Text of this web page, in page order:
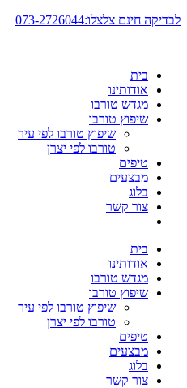
דלג
לבדיקה חינם צלצלו:073-2726044
בית
אודותינו
מגדש טורבו
שיפוץ טורבו
שיפוץ טורבו לפי עיר
טורבו לפי יצרן
טיפים
מבצעים
בלוג
צור קשר
בית
אודותינו
מגדש טורבו
שיפוץ טורבו
שיפוץ טורבו לפי עיר
טורבו לפי יצרן
טיפים
מבצעים
בלוג
צור קשר